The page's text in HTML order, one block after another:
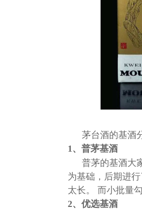
茅台酒的基酒
1、普茅基酒
普茅的基酒大
为基础，后期进
太长。 而小批量
2、优选基酒